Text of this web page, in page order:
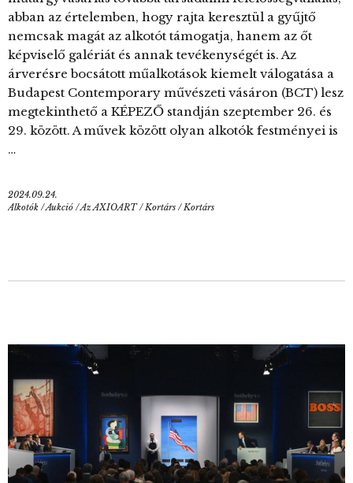
abban az értelemben, hogy rajta keresztül a gyűjtő
nemcsak magát az alkotót támogatja, hanem az őt
képviselő galériát és annak tevékenységét is. Az
árverésre bocsátott műalkotások kiemelt válogatása a
Budapest Contemporary művészeti vásáron (BCT) lesz
megtekinthető a KÉPEZŐ standján szeptember 26. és
29. között. A művek között olyan alkotók festményei is
…
2024.09.24.
Alkotók /Aukció /Az AXIOART/Kortárs /Kortárs